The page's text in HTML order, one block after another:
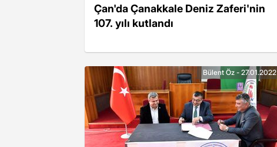
Çan'da Çanakkale Deniz Zaferi'nin
107. yılı kutlandı
Bülent Öz - 27.01.2022